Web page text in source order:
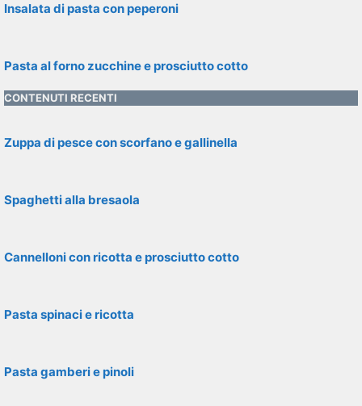
Insalata di pasta con peperoni
Pasta al forno zucchine e prosciutto cotto
CONTENUTI RECENTI
Zuppa di pesce con scorfano e gallinella
Spaghetti alla bresaola
Cannelloni con ricotta e prosciutto cotto
Pasta spinaci e ricotta
Pasta gamberi e pinoli